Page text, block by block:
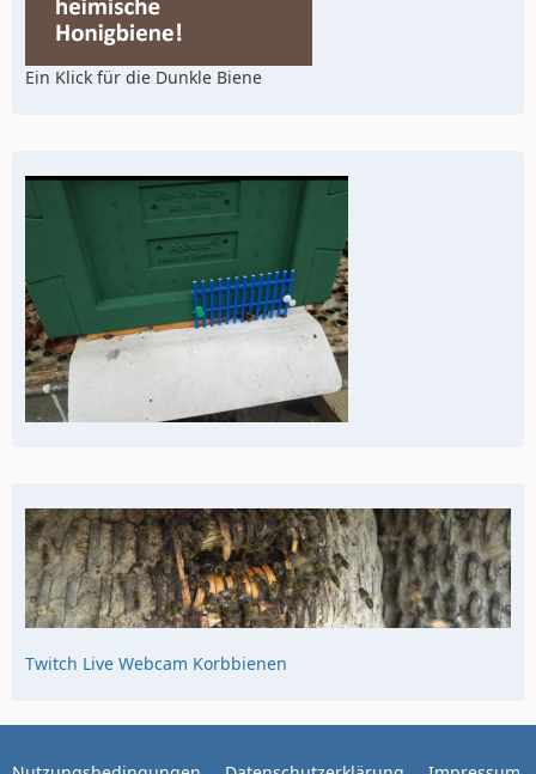
Ein Klick für die Dunkle Biene
Twitch Live Webcam Korbbienen